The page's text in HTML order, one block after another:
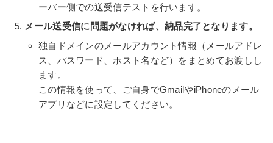
ーバー側での送受信テストを行います。
メール送受信に問題がなければ、納品完了となります。
独自ドメインのメールアカウント情報（メールアドレ
ス、パスワード、ホスト名など）をまとめてお渡しし
ます。
この情報を使って、ご自身でGmailやiPhoneのメール
アプリなどに設定してください。